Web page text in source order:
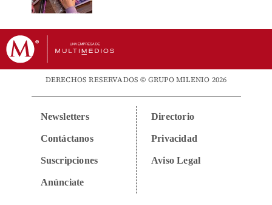
DERECHOS RESERVADOS © GRUPO MILENIO 2026
Newsletters
Contáctanos
Suscripciones
Anúnciate
Directorio
Privacidad
Aviso Legal